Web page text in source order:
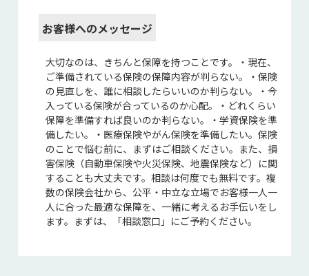
お客様へのメッセージ
大切なのは、きちんと保障を持つことです。・現在、
ご準備されている保険の保障内容が判らない。・保険
の見直しを、誰に相談したらいいのか判らない。・今
入っている保険が合っているのか心配。・どれくらい
保障を準備すれば良いのか判らない。・学資保険を準
備したい。・医療保険やがん保険を準備したい。保険
のことで悩む前に、まずはご相談ください。また、損
害保険（自動車保険や火災保険、地震保険など）に関
することも大丈夫です。相談は何度でも無料です。複
数の保険会社から、公平・中立な立場でお客様一人一
人に合った最適な保障を、一緒に考えるお手伝いをし
ます。まずは、「相談窓口」にご予約ください。